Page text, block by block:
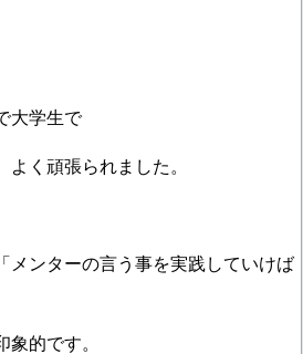
大学生で
く頑張られました。
メンターの言う事を実践していけば
象的です。